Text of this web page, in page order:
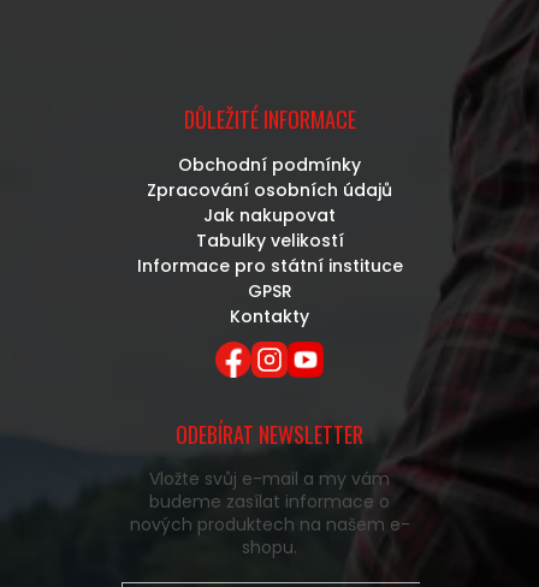
DŮLEŽITÉ INFORMACE
Obchodní podmínky
Zpracování osobních údajů
Jak nakupovat
Tabulky velikostí
Informace pro státní instituce
GPSR
Kontakty
ODEBÍRAT NEWSLETTER
Vložte svůj e-mail a my vám
budeme zasílat informace o
nových produktech na našem e-
shopu.